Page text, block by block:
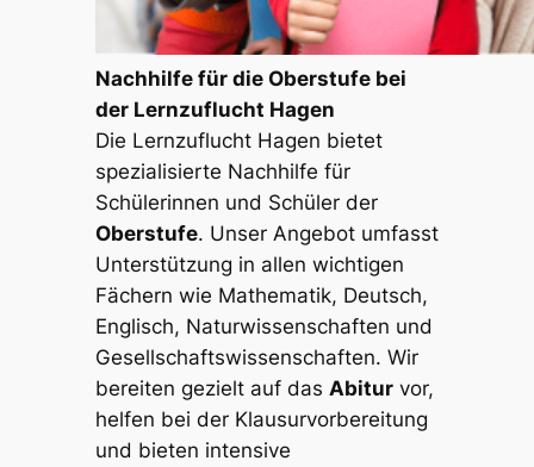
Nachhilfe für die Oberstufe bei
der Lernzuflucht Hagen
Die Lernzuflucht Hagen bietet
spezialisierte Nachhilfe für
Schülerinnen und Schüler der
Oberstufe. Unser Angebot umfasst
Unterstützung in allen wichtigen
Fächern wie Mathematik, Deutsch,
Englisch, Naturwissenschaften und
Gesellschaftswissenschaften. Wir
bereiten gezielt auf das Abiturvor,
helfen bei der Klausurvorbereitung
und bieten intensive